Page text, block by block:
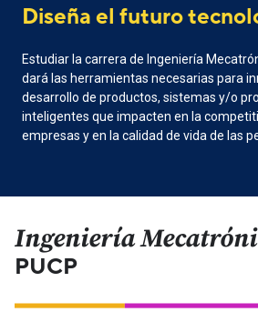
Diseña el futuro
Estudiar la carrera de Ingeniería
dará las herramientas necesarias para
desarrollo de productos, sistemas y/o
inteligentes que impacten en la
empresas y en la calidad de vida de las
Ingeniería
PUCP